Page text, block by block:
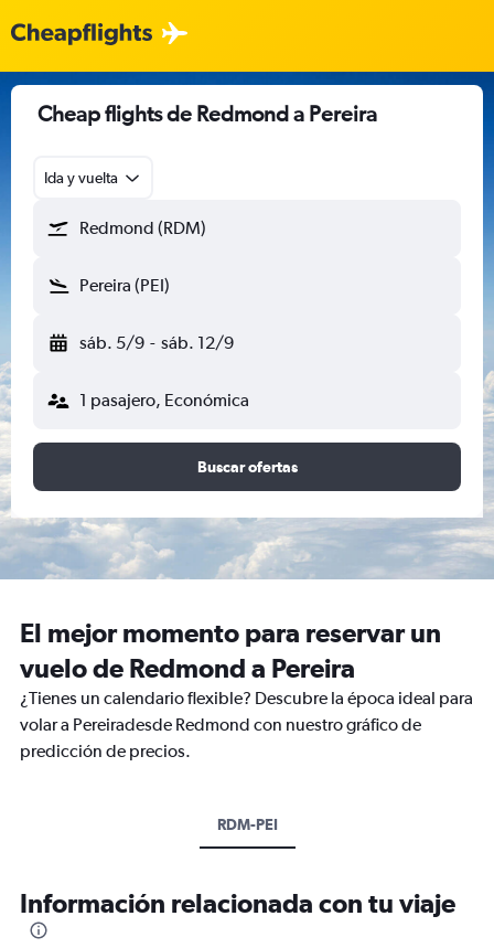
Cheap flights de Redmond a Pereira
Ida y vuelta
Redmond (RDM)
Pereira (PEI)
sáb. 5/9 - sáb. 12/9
1 pasajero, Económica
Buscar ofertas
El mejor momento para reservar un
vuelo de Redmond a Pereira
¿Tienes un calendario flexible? Descubre la época ideal para
volar a Pereiradesde Redmond con nuestro gráfico de
predicción de precios.
RDM-PEI
Información relacionada con tu viaje